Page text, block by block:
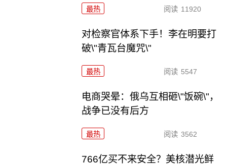
最热 阅读 11920
对检察官体系下手！李在明要打
破\"青瓦台魔咒\"
最热 阅读 5547
电商哭晕：俄乌互相砸\"饭碗\"，
战争已没有后方
最热 阅读 3562
766亿买不来安全？美核潜光鲜